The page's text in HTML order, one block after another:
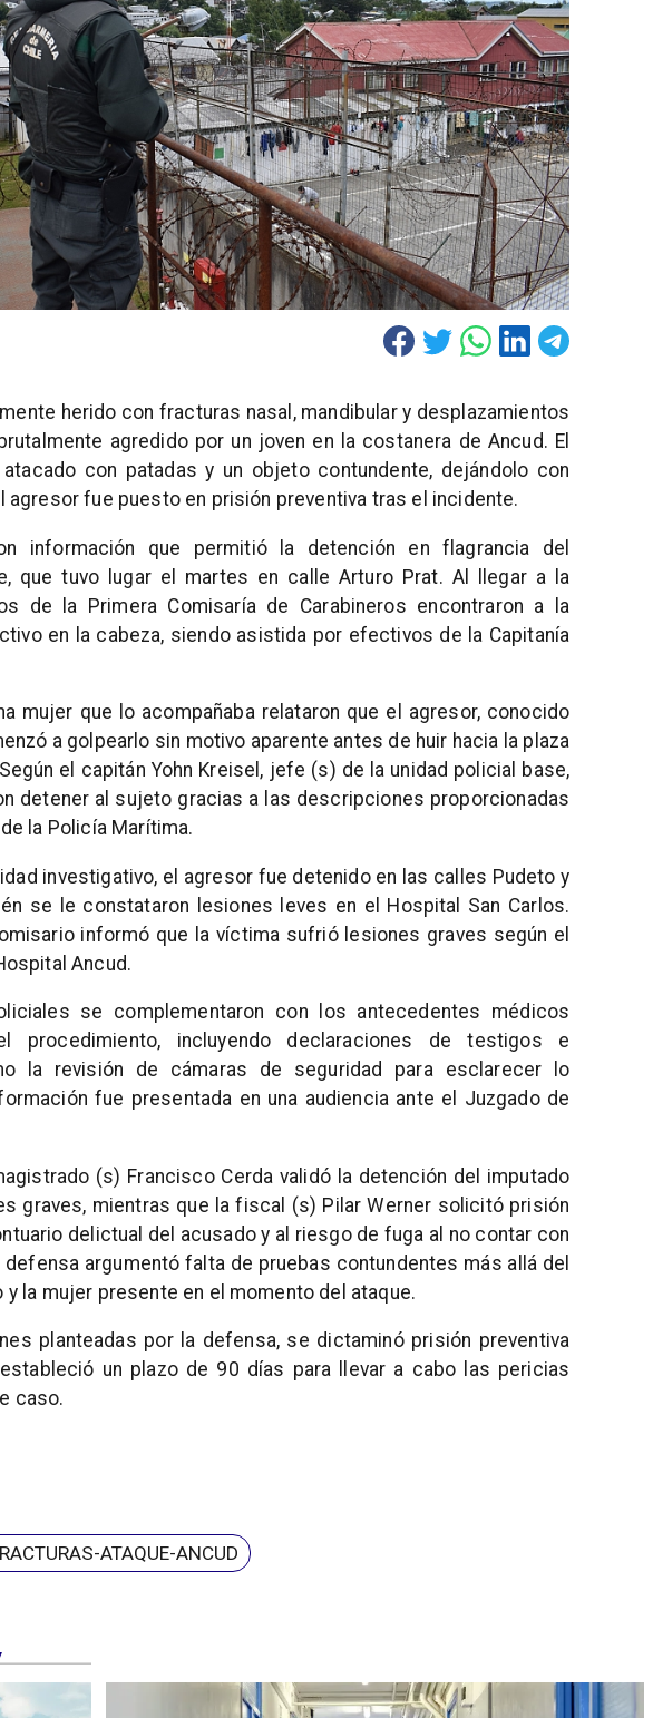
herido con fracturas nasal, mandibular y desplazamientos
agredido por un joven en la costanera de Ancud. El
con patadas y un objeto contundente, dejándolo con
agresor fue puesto en prisión preventiva tras el incidente.
información que permitió la detención en flagrancia del
que tuvo lugar el martes en calle Arturo Prat. Al llegar a la
de la Primera Comisaría de Carabineros encontraron a la
en la cabeza, siendo asistida por efectivos de la Capitanía
mujer que lo acompañaba relataron que el agresor, conocido
a golpearlo sin motivo aparente antes de huir hacia la plaza
el capitán Yohn Kreisel, jefe (s) de la unidad policial base,
detener al sujeto gracias a las descripciones proporcionadas
la Policía Marítima.
investigativo, el agresor fue detenido en las calles Pudeto y
se le constataron lesiones leves en el Hospital San Carlos.
informó que la víctima sufrió lesiones graves según el
Ancud.
se complementaron con los antecedentes médicos
procedimiento, incluyendo declaraciones de testigos e
la revisión de cámaras de seguridad para esclarecer lo
fue presentada en una audiencia ante el Juzgado de
(s) Francisco Cerda validó la detención del imputado
graves, mientras que la fiscal (s) Pilar Werner solicitó prisión
delictual del acusado y al riesgo de fuga al no contar con
argumentó falta de pruebas contundentes más allá del
la mujer presente en el momento del ataque.
planteadas por la defensa, se dictaminó prisión preventiva
un plazo de 90 días para llevar a cabo las pericias
caso.
ATAQUE-ANCUD